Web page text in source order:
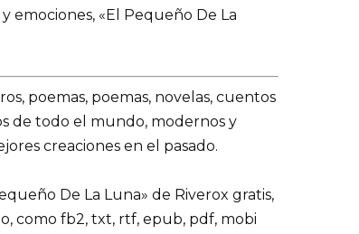
emociones, «El Pequeño De La
poemas, poemas, novelas, cuentos
de todo el mundo, modernos y
creaciones en el pasado.
De La Luna» de Riverox gratis,
como fb2, txt, rtf, epub, pdf, mobi